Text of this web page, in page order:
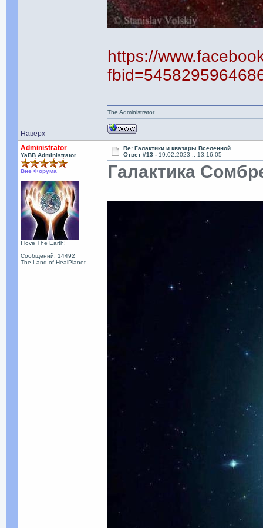
https://
Наверх
The Administrator.
Administrator
YaBB Administrator
Вне Форума
I love The Earth!
Сообщений: 14492
The Land of HealPlanet
Re: Галактики и квазары Вселенной
Ответ #13 - 19.02.2023 :: 13:16:05
Галактика